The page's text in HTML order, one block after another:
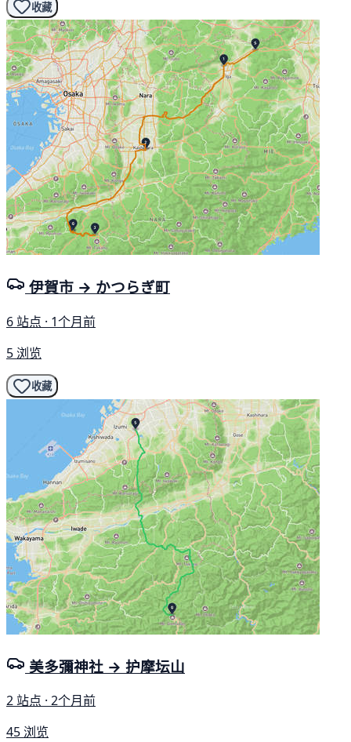
收藏
伊賀市 → かつらぎ町
6 站点 · 1个月前
5 浏览
收藏
美多彌神社 → 护摩坛山
2 站点 · 2个月前
45 浏览